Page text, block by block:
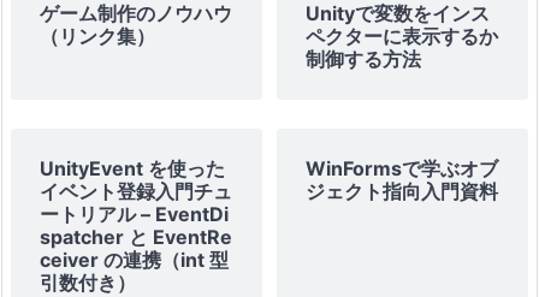
ゲーム制作のノウハウ
（リンク集）
Unityで変数をインス
ペクターに表示するか
制御する方法
UnityEvent を使った
イベント登録入門チュ
ートリアル – EventDi
spatcher と EventRe
ceiver の連携（int 型
引数付き）
WinFormsで学ぶオブ
ジェクト指向入門資料